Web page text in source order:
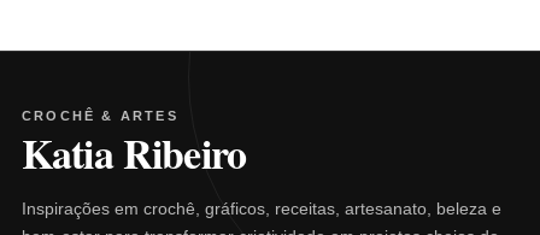
CROCHÊ & ARTES
Katia Ribeiro
Inspirações em crochê, gráficos, receitas, artesanato, beleza e